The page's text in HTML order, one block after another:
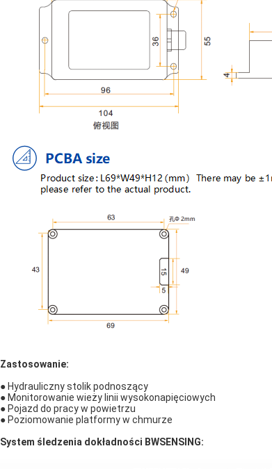
Zastosowanie:
● Hydrauliczny stolik podnoszący
● Monitorowanie wieży linii wysokonapięciowych
● Pojazd do pracy w powietrzu
● Poziomowanie platformy w chmurze
System śledzenia dokładności BWSENSING: